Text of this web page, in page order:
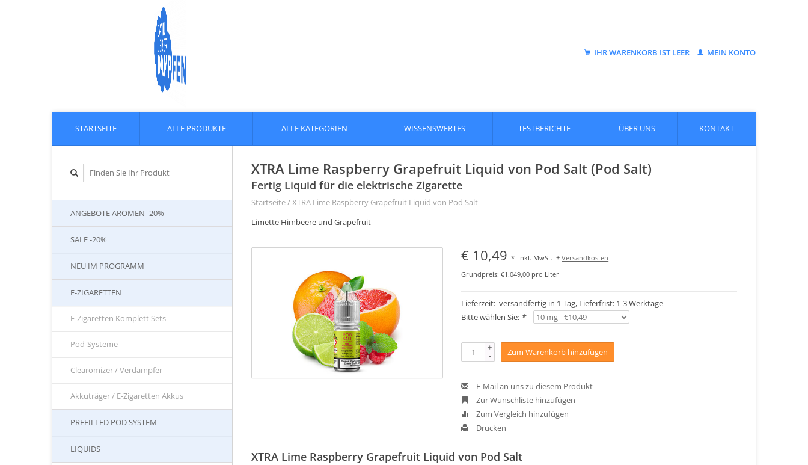
IHR WARENKORB IST LEER MEIN KONTO
STARTSEITE ALLE PRODUKTE ALLE KATEGORIEN WISSENSWERTES TESTBERICHTE ÜBER UNS KONTAKT
ANGEBOTE AROMEN -20%
SALE -20%
NEU IM PROGRAMM
E-ZIGARETTEN
E-Zigaretten Komplett Sets
Pod-Systeme
Clearomizer / Verdampfer
Akkuträger / E-Zigaretten Akkus
PREFILLED POD SYSTEM
LIQUIDS
XTRA Lime Raspberry Grapefruit Liquid von Pod Salt (Pod Salt)
Fertig Liquid für die elektrische Zigarette
Startseite/XTRA Lime Raspberry Grapefruit Liquid von Pod Salt
Limette Himbeere und Grapefruit
€ 10,49* Inkl. MwSt. +Versandkosten
Grundpreis: €1.049,00 pro Liter
Lieferzeit: versandfertig in 1 Tag, Lieferfrist: 1-3 Werktage
Bitte wählen Sie: *
+
- Zum Warenkorb hinzufügen
E-Mail an uns zu diesem Produkt
Zur Wunschliste hinzufügen
Zum Vergleich hinzufügen
Drucken
XTRA Lime Raspberry Grapefruit Liquid von Pod Salt